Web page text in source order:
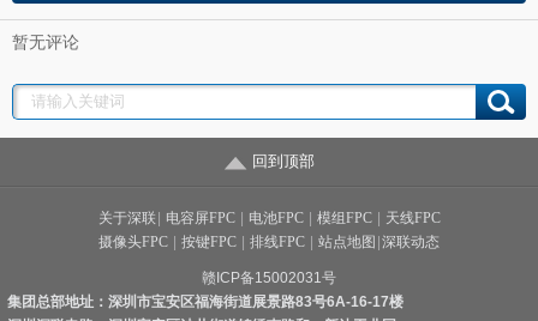
5、绿色环保先锋，天线软板行业知名客户的一致选择！
☆1.2亿巨资投入环保，废水经处理后水质达GB21900-2008标准，可
暂无评论
回到顶部
关于深联 电容屏FPC 电池FPC 模组FPC
天线FPC
摄像头FPC
按键FPC 排线FPC 站点地图 深联动态
赣ICP备15002031号
集团总部地址：深圳市宝安区福海街道展景路83号6A-16-17楼